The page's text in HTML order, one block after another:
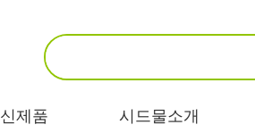
신제품 시드물소개